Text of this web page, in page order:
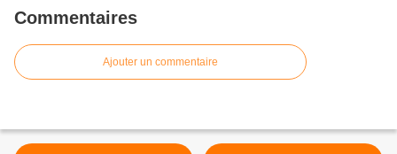
Commentaires
Ajouter un commentaire